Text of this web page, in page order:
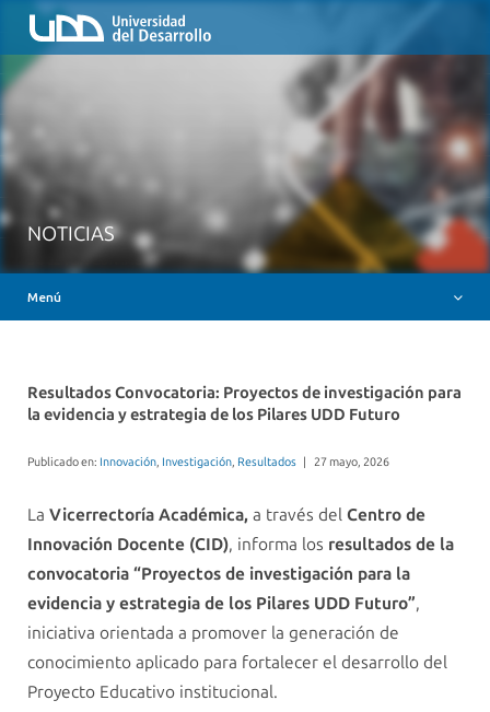
NOTICIAS
Menú
Inicio
QUIÉNES SOMOS
MESA AYUDA CANVAS
INSIGNIAS DIGITALES
Resultados Convocatoria: Proyectos de investigación para
la evidencia y estrategia de los Pilares UDD Futuro
Publicado en: Innovación, Investigación, Resultados 27 mayo, 2026
La Vicerrectoría Académica, a través del Centro de
Innovación Docente (CID), informa los resultados de la
convocatoria “Proyectos de investigación para la
evidencia y estrategia de los Pilares UDD Futuro”,
iniciativa orientada a promover la generación de
conocimiento aplicado para fortalecer el desarrollo del
Proyecto Educativo institucional.